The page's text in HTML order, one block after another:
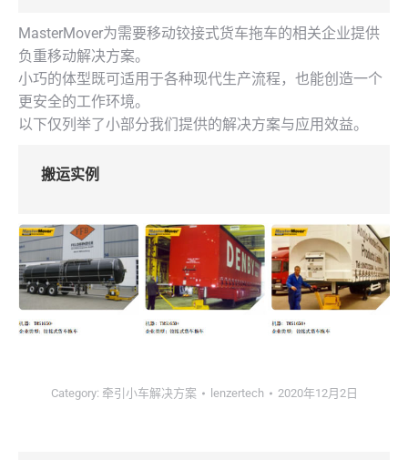
MasterMover为需要移动铰接式货车拖车的相关企业提供
负重移动解决方案。
小巧的体型既可适用于各种现代生产流程，也能创造一个
更安全的工作环境。
以下仅列举了小部分我们提供的解决方案与应用效益。
搬运实例
Category: 牵引小车解决方案 lenzertech 2020年12月2日